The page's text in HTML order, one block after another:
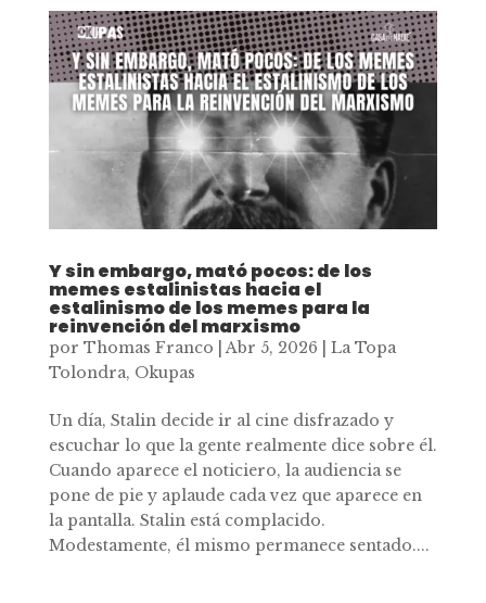
Y sin embargo, mató pocos: de los
memes estalinistas hacia el
estalinismo de los memes para la
reinvención del marxismo
por Thomas Franco |Abr 5, 2026
La Topa
Tolondra, Okupas
Un día, Stalin decide ir al cine disfrazado y
escuchar lo que la gente realmente dice sobre él.
Cuando aparece el noticiero, la audiencia se
pone de pie y aplaude cada vez que aparece en
la pantalla. Stalin está complacido.
Modestamente, él mismo permanece sentado....